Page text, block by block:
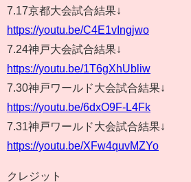
7.17京都大会試合結果↓
https://youtu.be/C4E1vIngjwo
7.24神戸大会試合結果↓
https://youtu.be/1T6gXhUbliw
7.30神戸ワールド大会試合結果↓
https://youtu.be/6dxO9F-L4Fk
7.31神戸ワールド大会試合結果↓
https://youtu.be/XFw4quvMZYo
クレジット